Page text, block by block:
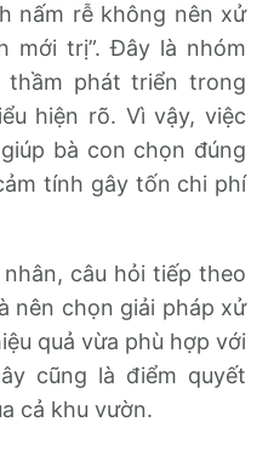
nấm rễ không nên xử
mới trị”. Đây là nhóm
thầm phát triển trong
hiện rõ. Vì vậy, việc
bà con chọn đúng
tính gây tốn chi phí
câu hỏi tiếp theo
nên chọn giải pháp xử
quả vừa phù hợp với
cũng là điểm quyết
cả khu vườn.